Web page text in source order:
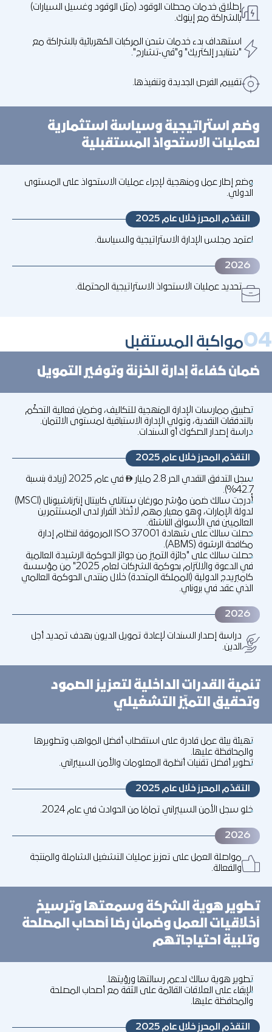
إطلاق خدمات محطات الوقود (مثل الوقود وغسيل السيارات)
بالشراكة مع إينوك.
استهداف بدء خدمات شحن المركبات الكهربائية بالشراكة مع
"شنايدر إلكتريك" و"ڤي‑تشارج".
تقييم الفرص الجديدة وتنفيذها.
وضع استراتيجية وسياسة استثمارية
لعمليات الاستحواذ المستقبلية
وضع إطار عمل ومنهجية لإجراء عمليات الاستحواذ على المستوى
الدولي.
التقدّم المحرز خلال عام 2025
اعتمد مجلس الإدارة الاستراتيجية والسياسة.
2026
تحديد عمليات الاستحواذ الاستراتيجية المحتملة.
مواكبة المستقبل
ضمان كفاءة إدارة الخزنة وتوفير التمويل
تطبيق ممارسات الإدارة المنهجية للتكاليف، وضمان فعالية التحكّم
بالتدفقات النقدية، وتولي الإدارة الاستباقية لمستوى الائتمان.
دراسة إصدار الصكوك أو السندات.
التقدّم المحرز خلال عام 2025
سجل التدفق النقدي الحر 2.8 مليار
↨
في عام 2025 (زيادة بنسبة
42.7%).
أُدرجت سالك ضمن مؤشر مورغان ستانلي كابيتال إنترناشيونال (MSCI)
لدولة الإمارات، وهو معيار مهم لاتّخاذ القرار لدى المستثمرين
العالميين في الأسواق الناشئة.
حصلت سالك على شهادة ISO 37001 المرموقة لنظام إدارة
مكافحة الرشوة (ABMS).
حصلت سالك على "جائزة التميز من جوائز الحوكمة الرشيدة العالمية
في الدعوة والالتزام بحوكمة الشركات لعام 2025" من مؤسسة
كامبريدج الدولية (المملكة المتحدة) خلال منتدى الحوكمة العالمي
الذي عقد في بروناي.
2026
دراسة إصدار السندات لإعادة تمويل الديون بهدف تمديد أجل
الدين.
تنمية القدرات الداخلية لتعزيز الصمود
وتحقيق التميّز التشغيلي
تهيئة بيئة عمل قادرة على استقطاب أفضل المواهب وتطويرها
والمحافظة عليها.
تطوير أفضل تقنيات أنظمة المعلومات والأمن السيبراني.
التقدّم المحرز خلال عام 2025
خلو سجل الأمن السيبراني تمامًا من الحوادث في عام 2024.
2026
مواصلة العمل على تعزيز عمليات التشغيل الشاملة والمنتجة
والفعالة.
تطوير هوية الشركة وسمعتها وترسيخ
أخلاقيات العمل وضمان رضا أصحاب المصلحة
وتلبية احتياجاتهم
تطوير هوية سالك لدعم رسالتها ورؤيتها.
الإبقاء على العلاقات القائمة على الثقة مع أصحاب المصلحة
والمحافظة عليها.
التقدّم المحرز خلال عام 2025